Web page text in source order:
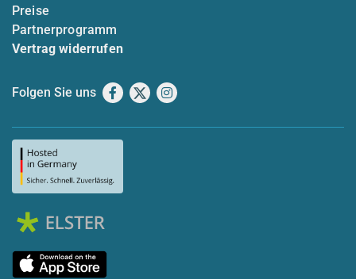
Preise
Partnerprogramm
Vertrag widerrufen
Folgen Sie uns Facebook
X Instagram